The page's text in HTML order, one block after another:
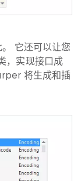
它还可以让您
，实现接口成
将生成和插